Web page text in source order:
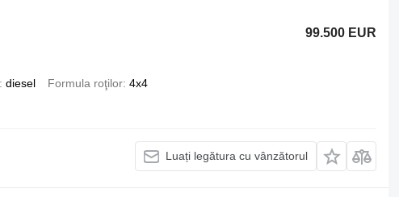
99.500 EUR
diesel Formula roţilor 4x4
Luați legătura cu vânzătorul